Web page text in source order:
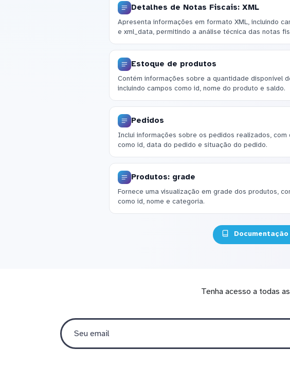
Detalhes de Notas Fiscais: XML
Apresenta informações em formato XML, incluindo
e xml_data, permitindo a análise técnica das notas
Estoque de produtos
Contém informações sobre a quantidade disponível
incluindo campos como id, nome do produto e saldo.
Pedidos
Inclui informações sobre os pedidos realizados, com
como id, data do pedido e situação do pedido.
Produtos: grade
Fornece uma visualização em grade dos produtos,
como id, nome e categoria.
Tenha acesso a todas